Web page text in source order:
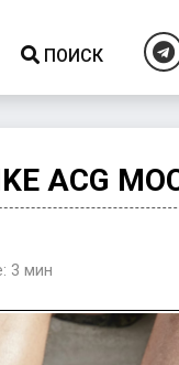
ПОИСК
ACG
3 мин